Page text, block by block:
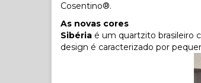
Cosentino®.
As novas cores
Sibéria é um quartzito brasileiro
design é caracterizado por